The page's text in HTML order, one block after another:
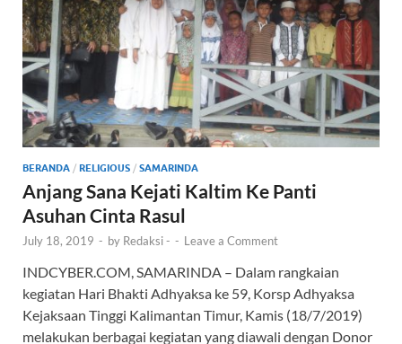
BERANDA / RELIGIOUS / SAMARINDA
Anjang Sana Kejati Kaltim Ke Panti
Asuhan Cinta Rasul
July 18, 2019 - by Redaksi - - Leave a Comment
INDCYBER.COM, SAMARINDA – Dalam rangkaian
kegiatan Hari Bhakti Adhyaksa ke 59, Korsp Adhyaksa
Kejaksaan Tinggi Kalimantan Timur, Kamis (18/7/2019)
melakukan berbagai kegiatan yang diawali dengan Donor